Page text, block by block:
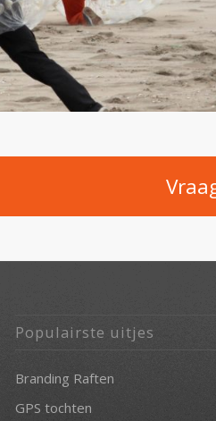
Populairste uitjes
Branding Raften
GPS tochten